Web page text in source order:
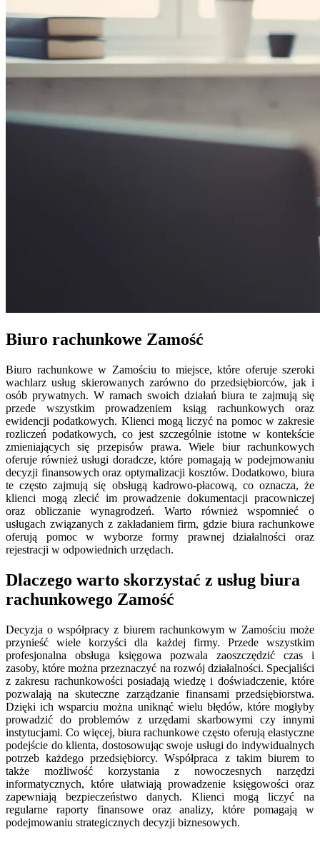
Biuro rachunkowe Zamość
Biuro rachunkowe w Zamościu to miejsce, które oferuje szeroki
wachlarz usług skierowanych zarówno do przedsiębiorców, jak i
osób prywatnych. W ramach swoich działań biura te zajmują się
przede wszystkim prowadzeniem ksiąg rachunkowych oraz
ewidencji podatkowych. Klienci mogą liczyć na pomoc w zakresie
rozliczeń podatkowych, co jest szczególnie istotne w kontekście
zmieniających się przepisów prawa. Wiele biur rachunkowych
oferuje również usługi doradcze, które pomagają w podejmowaniu
decyzji finansowych oraz optymalizacji kosztów. Dodatkowo, biura
te często zajmują się obsługą kadrowo-płacową, co oznacza, że
klienci mogą zlecić im prowadzenie dokumentacji pracowniczej
oraz obliczanie wynagrodzeń. Warto również wspomnieć o
usługach związanych z zakładaniem firm, gdzie biura rachunkowe
oferują pomoc w wyborze formy prawnej działalności oraz
rejestracji w odpowiednich urzędach.
Dlaczego warto skorzystać z usług biura
rachunkowego Zamość
Decyzja o współpracy z biurem rachunkowym w Zamościu może
przynieść wiele korzyści dla każdej firmy. Przede wszystkim
profesjonalna obsługa księgowa pozwala zaoszczędzić czas i
zasoby, które można przeznaczyć na rozwój działalności. Specjaliści
z zakresu rachunkowości posiadają wiedzę i doświadczenie, które
pozwalają na skuteczne zarządzanie finansami przedsiębiorstwa.
Dzięki ich wsparciu można uniknąć wielu błędów, które mogłyby
prowadzić do problemów z urzędami skarbowymi czy innymi
instytucjami. Co więcej, biura rachunkowe często oferują elastyczne
podejście do klienta, dostosowując swoje usługi do indywidualnych
potrzeb każdego przedsiębiorcy. Współpraca z takim biurem to
także możliwość korzystania z nowoczesnych narzędzi
informatycznych, które ułatwiają prowadzenie księgowości oraz
zapewniają bezpieczeństwo danych. Klienci mogą liczyć na
regularne raporty finansowe oraz analizy, które pomagają w
podejmowaniu strategicznych decyzji biznesowych.